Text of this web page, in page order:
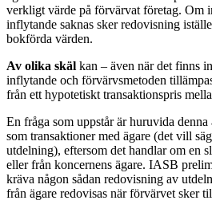
verkligt värde på förvärvat företag. Om
inflytande saknas sker redovisning
bokförda värden.
Av olika skäl kan – även när det finns
inflytande och förvärvsmetoden
från ett hypotetiskt transaktionspris
En fråga som uppstår är huruvida
som transaktioner med ägare (det vill
utdelning), eftersom det handlar om en
eller från koncernens ägare. IASB
kräva någon sådan redovisning av
från ägare redovisas när förvärvet sker